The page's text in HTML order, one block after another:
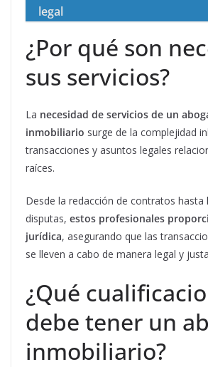
legal
¿Por qué son
sus servicios?
La necesidad de servicios de un
inmobiliario surge de la complejidad
transacciones y asuntos legales
raíces.
Desde la redacción de contratos hasta
disputas, estos profesionales
jurídica, asegurando que las
se lleven a cabo de manera legal y
¿Qué
debe tener un
inmobiliario?